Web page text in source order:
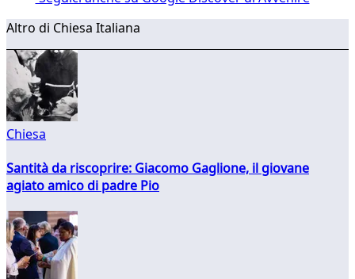
Altro di Chiesa Italiana
Chiesa
Santità da riscoprire: Giacomo Gaglione, il giovane
agiato amico di padre Pio